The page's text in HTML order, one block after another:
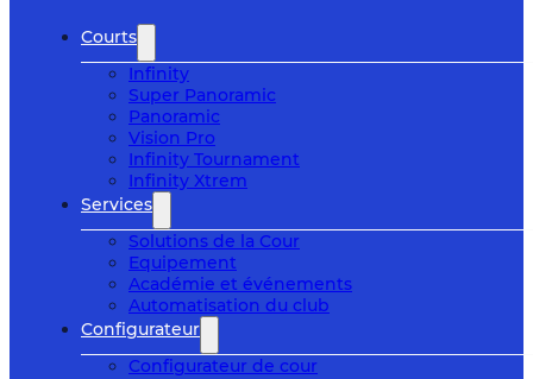
Courts
Infinity
Super Panoramic
Panoramic
Vision Pro
Infinity Tournament
Infinity Xtrem
Services
Solutions de la Cour
Equipement
Académie et événements
Automatisation du club
Configurateur
Configurateur de cour